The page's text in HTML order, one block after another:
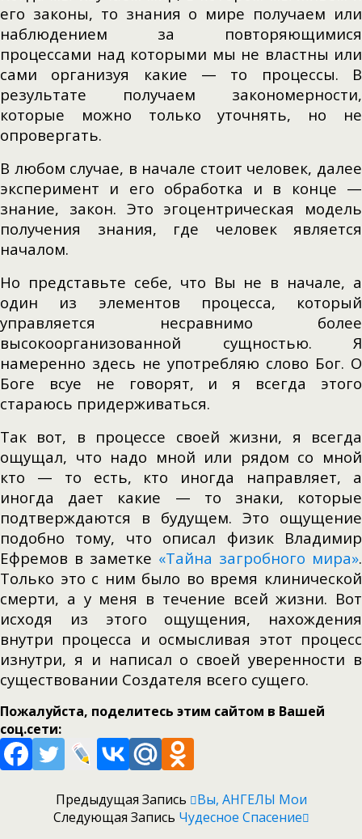
его законы, то знания о мире получаем или
наблюдением за повторяющимися
процессами над которыми мы не властны или
сами организуя какие — то процессы. В
результате получаем закономерности,
которые можно только уточнять, но не
опровергать.
В любом случае, в начале стоит человек, далее
эксперимент и его обработка и в конце —
знание, закон. Это эгоцентрическая модель
получения знания, где человек является
началом.
Но представьте себе, что Вы не в начале, а
один из элементов процесса, который
управляется несравнимо более
высокоорганизованной сущностью. Я
намеренно здесь не употребляю слово Бог. О
Боге всуе не говорят, и я всегда этого
стараюсь придерживаться.
Так вот, в процессе своей жизни, я всегда
ощущал, что надо мной или рядом со мной
кто — то есть, кто иногда направляет, а
иногда дает какие — то знаки, которые
подтверждаются в будущем. Это ощущение
подобно тому, что описал физик Владимир
Ефремов в заметке «Тайна загробного мира».
Только это с ним было во время клинической
смерти, а у меня в течение всей жизни. Вот
исходя из этого ощущения, нахождения
внутри процесса и осмысливая этот процесс
изнутри, я и написал о своей уверенности в
существовании Создателя всего сущего.
Пожалуйста, поделитесь этим сайтом в Вашей
соц.сети:
Предыдущая Запись
Вы, АНГЕЛЫ Мои
Следующая Запись Чудесное Спасение